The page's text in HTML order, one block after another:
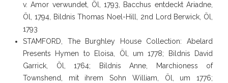
v. Amor verwundet, Öl, 1793, Bacchus entdeckt Ariadne,
Öl, 1794, Bildnis Thomas Noel-Hill, 2nd Lord Berwick, Öl,
1793
STAMFORD, The Burghley House Collection: Abelard
Presents Hymen to Eloisa, Öl, um 1778; Bildnis David
Garrick, Öl, 1764; Bildnis Anne, Marchioness of
Townshend, mit ihrem Sohn William, Öl, um 1776;